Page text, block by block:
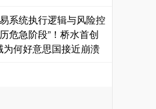
系统执行逻辑与风险控
危急阶段”！桥水首创
何好意思国接近崩溃